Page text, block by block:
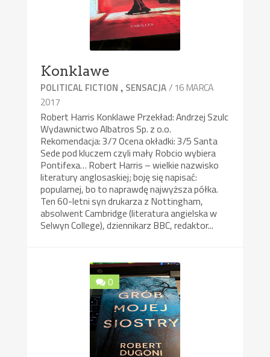
Konklawe
POLITICAL FICTION , SENSACJA/ 16 MARCA
2017
Robert Harris Konklawe Przekład: Andrzej Szulc
Wydawnictwo Albatros Sp. z o.o.
Rekomendacja: 3/7 Ocena okładki: 3/5 Santa
Sede pod kluczem czyli mały Robcio wybiera
Pontifexa… Robert Harris – wielkie nazwisko
literatury anglosaskiej; boję się napisać:
popularnej, bo to naprawdę najwyższa półka.
Ten 60-letni syn drukarza z Nottingham,
absolwent Cambridge (literatura angielska w
Selwyn College), dziennikarz BBC, redaktor...
0